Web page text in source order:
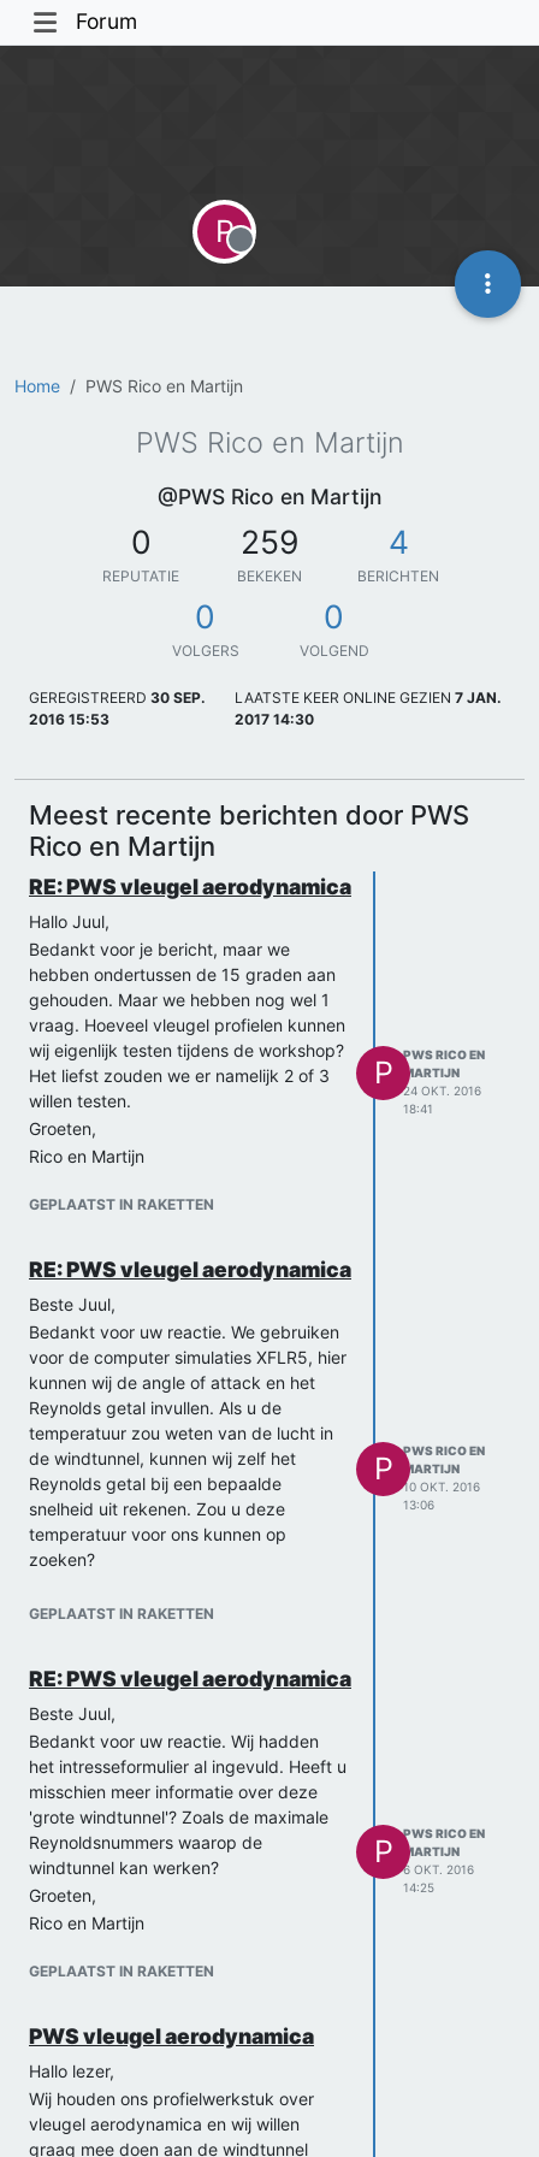
Forum
Home PWS Rico en Martijn
P
Offline
PWS Rico en Martijn
@PWS Rico en Martijn
0
REPUTATIE
259
BEKEKEN
4
BERICHTEN
0
VOLGERS
0
VOLGEND
GEREGISTREERD 30 SEP.
2016 15:53
LAATSTE KEER ONLINE GEZIEN 7 JAN.
2017 14:30
Meest recente berichten door PWS
Rico en Martijn
RE: PWS vleugel aerodynamica
Hallo Juul,
Bedankt voor je bericht, maar we
hebben ondertussen de 15 graden aan
gehouden. Maar we hebben nog wel 1
vraag. Hoeveel vleugel profielen kunnen
wij eigenlijk testen tijdens de workshop?
Het liefst zouden we er namelijk 2 of 3
willen testen.
Groeten,
Rico en Martijn
GEPLAATST IN RAKETTEN
P
PWS RICO EN
MARTIJN
24 OKT. 2016
18:41
RE: PWS vleugel aerodynamica
Beste Juul,
Bedankt voor uw reactie. We gebruiken
voor de computer simulaties XFLR5, hier
kunnen wij de angle of attack en het
Reynolds getal invullen. Als u de
temperatuur zou weten van de lucht in
de windtunnel, kunnen wij zelf het
Reynolds getal bij een bepaalde
snelheid uit rekenen. Zou u deze
temperatuur voor ons kunnen op
zoeken?
Rico en Martijn
GEPLAATST IN RAKETTEN
P
PWS RICO EN
MARTIJN
10 OKT. 2016
13:06
RE: PWS vleugel aerodynamica
Beste Juul,
Bedankt voor uw reactie. Wij hadden
het intresseformulier al ingevuld. Heeft u
misschien meer informatie over deze
'grote windtunnel'? Zoals de maximale
Reynoldsnummers waarop de
windtunnel kan werken?
Groeten,
Rico en Martijn
GEPLAATST IN RAKETTEN
P
PWS RICO EN
MARTIJN
6 OKT. 2016
14:25
PWS vleugel aerodynamica
Hallo lezer,
Wij houden ons profielwerkstuk over
vleugel aerodynamica en wij willen
graag mee doen aan de windtunnel